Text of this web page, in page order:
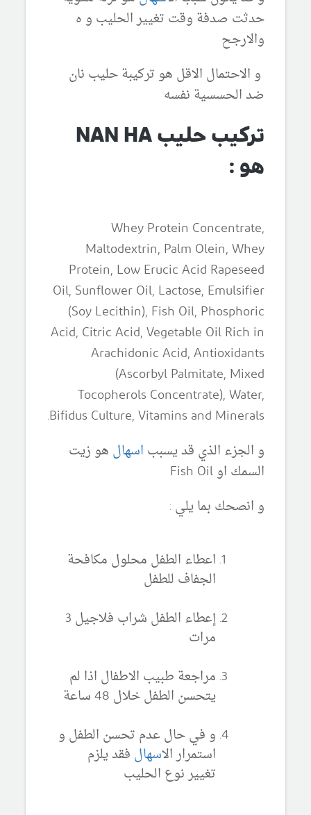
حدثت صدفة وقت تغيير الحليب و ه
والارجح
و الاحتمال الاقل هو تركيبة حليب نان
ضد الحسسية نفسه
تركيب حليب NAN HA
هو :
Whey Protein Concentrate,
Maltodextrin, Palm Olein, Whey
Protein, Low Erucic Acid Rapeseed
Oil, Sunflower Oil, Lactose, Emulsifier
(Soy Lecithin), Fish Oil, Phosphoric
Acid, Citric Acid, Vegetable Oil Rich in
Arachidonic Acid, Antioxidants
(Ascorbyl Palmitate, Mixed
Tocopherols Concentrate), Water,
Bifidus Culture, Vitamins and Minerals.
و الجزء الذي قد يسبب اسهال هو زيت
السمك او Fish Oil
و انصحك بما يلي :
اعطاء الطفل محلول مكافحة
الجفاف للطفل
إعطاء الطفل شراب فلاجيل 3
مرات
مراجعة طبيب الاطفال اذا لم
يتحسن الطفل خلال 48 ساعة
و في حال عدم تحسن الطفل و
استمرار الاسهال فقد يلزم
تغيير نوع الحليب